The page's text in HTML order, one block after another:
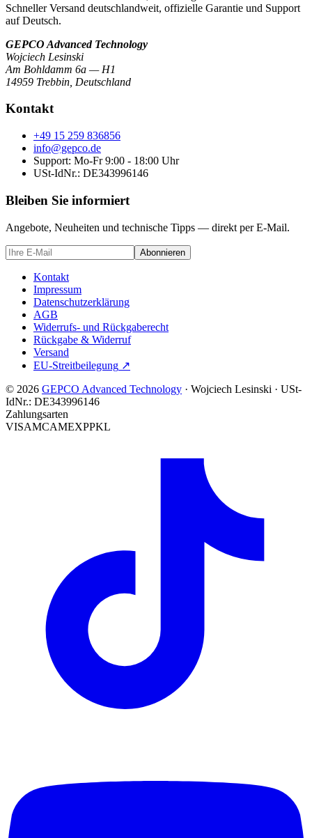
Schneller Versand deutschlandweit, offizielle Garantie und Support
auf Deutsch.
GEPCO Advanced Technology
Wojciech Lesinski
Am Bohldamm 6a — H1
14959 Trebbin Deutschland
Kontakt
+49 15 259 836856
info@gepco.de
Support: Mo-Fr 9:00 - 18:00 Uhr
USt-IdNr.: DE343996146
Bleiben Sie informiert
Angebote, Neuheiten und technische Tipps — direkt per E-Mail.
Abonnieren
Kontakt
Impressum
Datenschutzerklärung
AGB
Widerrufs- und Rückgaberecht
Rückgabe & Widerruf
Versand
EU-Streitbeilegung ↗
© 2026 GEPCO Advanced Technology · Wojciech Lesinski · USt-
IdNr.: DE343996146
Zahlungsarten
VISAMCAMEXPPKL